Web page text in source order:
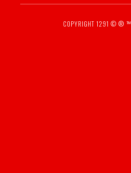
COPYRIGHT 1291 © ® ™